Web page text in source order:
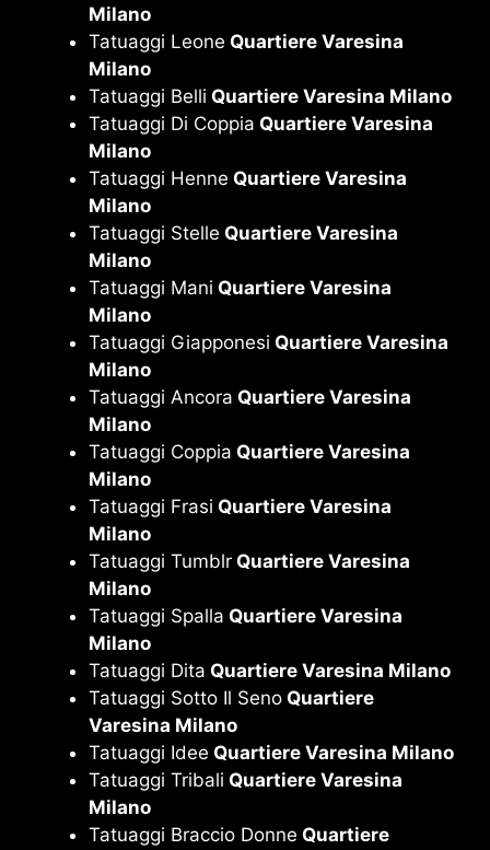
Milano
Tatuaggi Leone Quartiere Varesina
Milano
Tatuaggi Belli Quartiere Varesina Milano
Tatuaggi Di Coppia Quartiere Varesina
Milano
Tatuaggi Henne Quartiere Varesina
Milano
Tatuaggi Stelle Quartiere Varesina
Milano
Tatuaggi Mani Quartiere Varesina
Milano
Tatuaggi Giapponesi Quartiere Varesina
Milano
Tatuaggi Ancora Quartiere Varesina
Milano
Tatuaggi Coppia Quartiere Varesina
Milano
Tatuaggi Frasi Quartiere Varesina
Milano
Tatuaggi Tumblr Quartiere Varesina
Milano
Tatuaggi Spalla Quartiere Varesina
Milano
Tatuaggi Dita Quartiere Varesina Milano
Tatuaggi Sotto Il Seno Quartiere
Varesina Milano
Tatuaggi Idee Quartiere Varesina Milano
Tatuaggi Tribali Quartiere Varesina
Milano
Tatuaggi Braccio Donne Quartiere